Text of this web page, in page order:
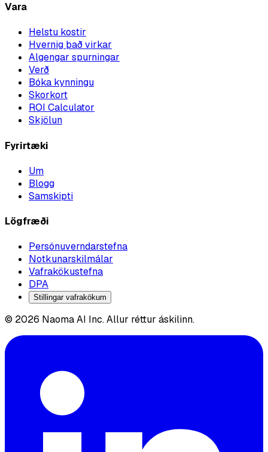
Vara
Helstu kostir
Hvernig það virkar
Algengar spurningar
Verð
Bóka kynningu
Skorkort
ROI Calculator
Skjölun
Fyrirtæki
Um
Blogg
Samskipti
Lögfræði
Persónuverndarstefna
Notkunarskilmálar
Vafrakökustefna
DPA
Stillingar vafrakökum
© 2026 Naoma AI Inc. Allur réttur áskilinn.